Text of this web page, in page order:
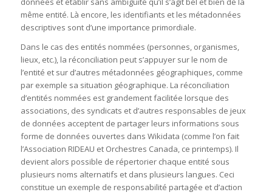
même entité. Là encore, les identifiants et les métadonnées
descriptives sont d’une importance primordiale.
Dans le cas des entités nommées (personnes, organismes,
lieux, etc.), la réconciliation peut s’appuyer sur le nom de
l’entité et sur d’autres métadonnées géographiques, comme
par exemple sa situation géographique. La réconciliation
d’entités nommées est grandement facilitée lorsque des
associations, des syndicats et d’autres responsables de jeux
de données acceptent de partager leurs informations sous
forme de données ouvertes dans Wikidata (comme l’on fait
l’Association RIDEAU et Orchestres Canada, ce printemps). Il
devient alors possible de répertorier chaque entité sous
plusieurs noms alternatifs et dans plusieurs langues. Ceci
constitue un exemple de responsabilité partagée et d’action